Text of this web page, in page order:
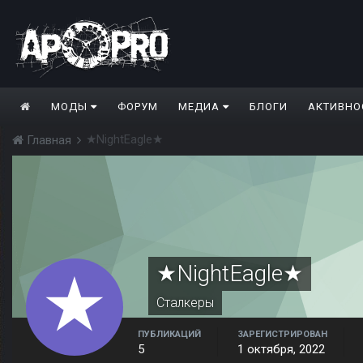
МОДЫ ФОРУМ МЕДИА БЛОГИ
Главная ★NightEagle★
★NightEagle★
Сталкеры
ПУБЛИКАЦИЙ
5
ЗАРЕГИСТРИРОВАН
1 октября, 2022